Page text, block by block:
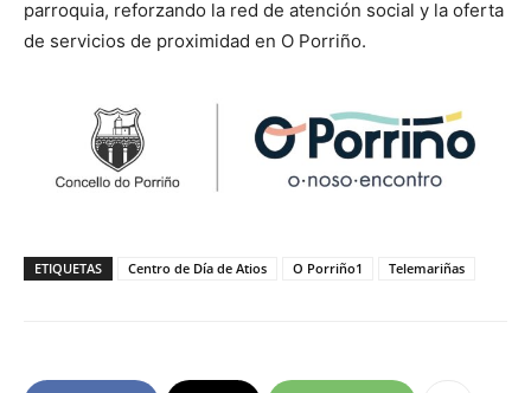
parroquia, reforzando la red de atención social y la oferta
de servicios de proximidad en O Porriño.
ETIQUETAS Centro de Día de Atios O Porriño1 Telemariñas